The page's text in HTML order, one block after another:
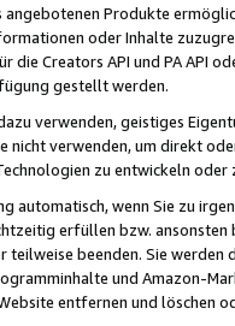
Produkte
oder Inhalte
die Creators API und PA API
gestellt werden.
verwenden, geistiges
nicht verwenden, um direkt
zu entwickeln
automatisch, wenn Sie zu
erfüllen bzw. ansonsten
beenden. Sie werden
und Amazon-
entfernen und löschen